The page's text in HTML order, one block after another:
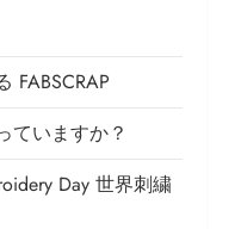
FABSCRAP
ていますか？
Day 世界刺繍